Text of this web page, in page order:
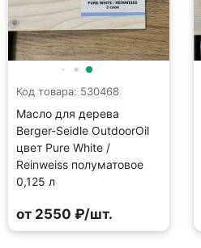
Код товара: 530468
Масло для дерева
Berger-Seidle OutdoorOil
цвет Pure White /
Reinweiss полуматовое
0,125 л
от 2550 ₽/шт.